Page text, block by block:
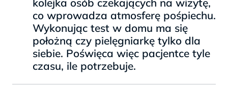
co wprowadza atmosferę pośpiechu.
Wykonując test w domu ma się
położną czy pielęgniarkę tylko dla
siebie. Poświęca więc pacjentce tyle
czasu, ile potrzebuje.